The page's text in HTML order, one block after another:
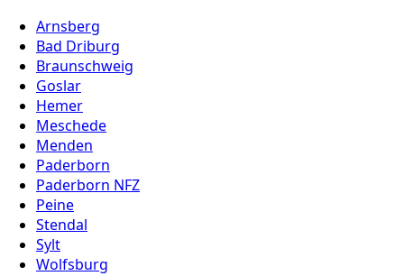
Arnsberg
Bad Driburg
Braunschweig
Goslar
Hemer
Meschede
Menden
Paderborn
Paderborn NFZ
Peine
Stendal
Sylt
Wolfsburg